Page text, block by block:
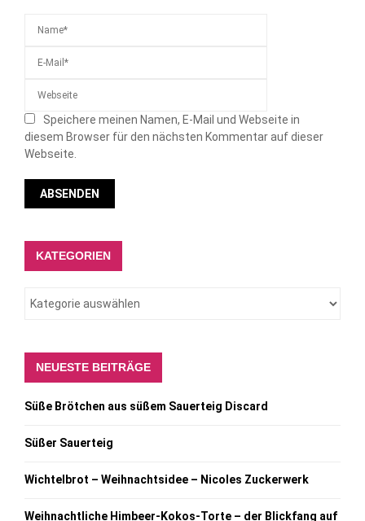
Speichere meinen Namen, E-Mail und Webseite in
diesem Browser für den nächsten Kommentar auf dieser
Webseite.
KATEGORIEN
NEUESTE BEITRÄGE
Süße Brötchen aus süßem Sauerteig Discard
Süßer Sauerteig
Wichtelbrot – Weihnachtsidee – Nicoles Zuckerwerk
Weihnachtliche Himbeer-Kokos-Torte – der Blickfang auf